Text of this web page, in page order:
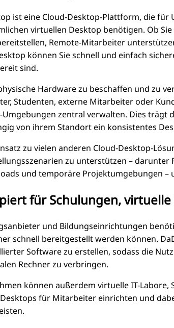
ist eine Cloud-Desktop-Plattform, die
virtuellen Desktop benötigen. Ob
Remote-Mitarbeiter
können Sie schnell und einfach
sind.
Hardware zu beschaffen und zu
Studenten, externe Mitarbeiter oder
Umgebungen zentral verwalten. Dies trägt
von ihrem Standort ein konsistentes
zu vielen anderen Cloud-Desktop-
zu unterstützen –
und temporäre Projektumgebungen –
für Schulungen,
und Bildungseinrichtungen
schnell bereitgestellt werden können.
Software zu erstellen, sodass die
Rechner zu verbringen.
können außerdem virtuelle IT-
für Mitarbeiter einrichten und